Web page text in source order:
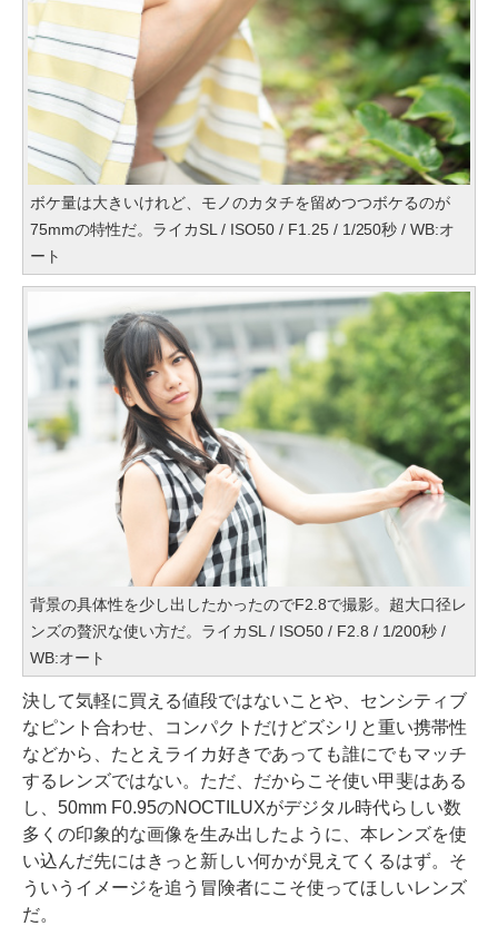
ボケ量は大きいけれど、モノのカタチを留めつつボケるのが
75mmの特性だ。ライカSL / ISO50 / F1.25 / 1/250秒 / WB:オ
ート
背景の具体性を少し出したかったのでF2.8で撮影。超大口径レ
ンズの贅沢な使い方だ。ライカSL / ISO50 / F2.8 / 1/200秒 /
WB:オート
決して気軽に買える値段ではないことや、センシティブ
なピント合わせ、コンパクトだけどズシリと重い携帯性
などから、たとえライカ好きであっても誰にでもマッチ
するレンズではない。ただ、だからこそ使い甲斐はある
し、50mm F0.95のNOCTILUXがデジタル時代らしい数
多くの印象的な画像を生み出したように、本レンズを使
い込んだ先にはきっと新しい何かが見えてくるはず。そ
ういうイメージを追う冒険者にこそ使ってほしいレンズ
だ。